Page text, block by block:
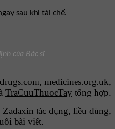
sau khi tái chế.
của Bác sĩ
medicines.org.uk,
TraCuuThuocTay tổng hợp.
tác dụng, liều dùng,
bài viết.